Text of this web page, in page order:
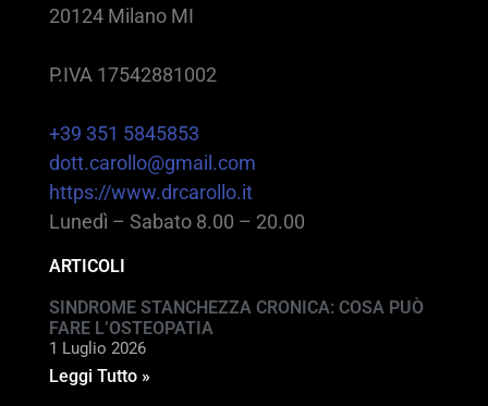
20124 Milano MI
P.IVA 17542881002
+39 351 5845853
dott.carollo@gmail.com
https://www.drcarollo.it
Lunedì – Sabato 8.00 – 20.00
ARTICOLI
SINDROME STANCHEZZA CRONICA: COSA PUÒ
FARE L’OSTEOPATIA
1 Luglio 2026
Leggi Tutto »